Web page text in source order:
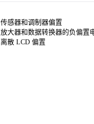
传感器和调制器偏置
放大器和数据转换器的负偏置
离散 LCD 偏置